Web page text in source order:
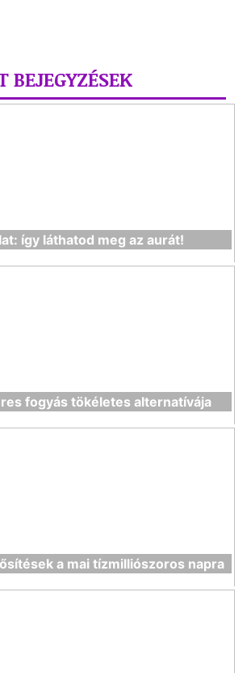
BEJEGYZÉSEK
így láthatod meg az aurát!
fogyás tökéletes alternatívája
a mai tízmilliószoros napra